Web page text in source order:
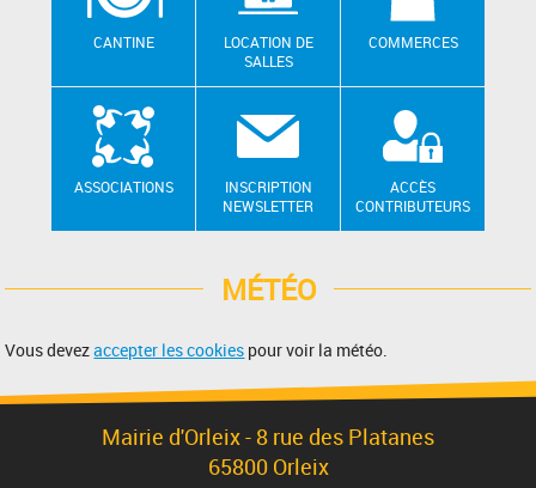
CANTINE
LOCATION DE
SALLES
COMMERCES
ASSOCIATIONS
INSCRIPTION
NEWSLETTER
ACCÈS
CONTRIBUTEURS
MÉTÉO
Vous devezaccepter les cookies pour voir la météo.
Mairie d'Orleix - 8 rue des Platanes
65800 Orleix